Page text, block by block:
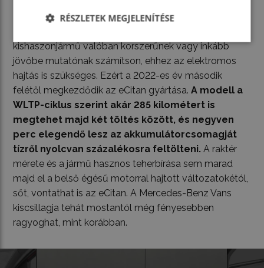
kishaszonjármű valóban korszerűnek vagy inkább
jövőbe mutatónak számítson, ehhez az elektromos
hajtás is szükséges. Ezért a 2022-es év második
felétől megkezdődik az eCitan gyártása.A modell a
WLTP-ciklus szerint akár 285 kilométert is
megtehet majd két töltés között, és negyven
perc elegendő lesz az akkumulátorcsomagját
tízről nyolcvan százalékosra feltölteni. A raktér
mérete és a jármű hasznos teherbírása sem marad
majd el a belső égésű motorral hajtott változatokétól,
sőt, vontathat is az eCitan. A Mercedes-Benz Vans
kiscsillagja tehát mostantól még fényesebben
ragyoghat, mint korábban.
RÉSZLETEK MEGJELENÍTÉSE